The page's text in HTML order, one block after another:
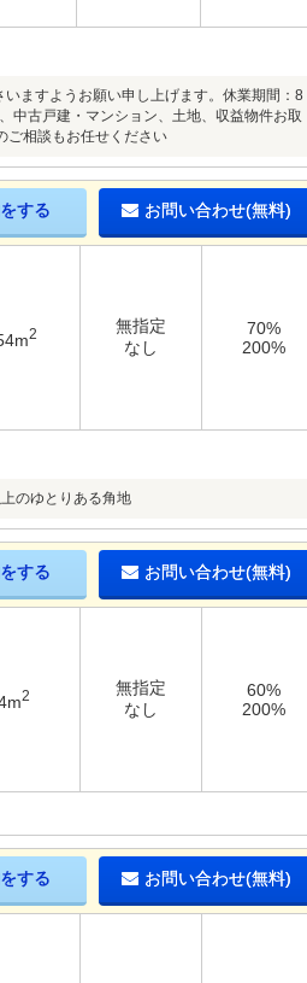
ますようお願い申し上げます。休業期間：8
中古戸建・マンション、土地、収益物件お取
ご相談もお任せください
する お問い合わせ(無料)
2
無指定
なし
70%
200%
のゆとりある角地
する お問い合わせ(無料)
2
無指定
なし
60%
200%
する お問い合わせ(無料)